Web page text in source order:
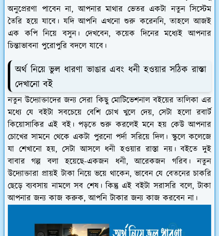
অনুপ্রেরণা পাবেন না, আপনার মাথার ভেতর একটা নতুন সিস্টেম
তৈরি হয়ে যাবে। যদি আপনি এখনো শুরু করেননি, তাহলে আজই
এক কপি নিয়ে বসুন। দেখবেন, কয়েক দিনের মধ্যেই আপনার
চিন্তাভাবনা পুরোপুরি বদলে যাবে।
অর্থ নিয়ে ভুল ধারণা ভাঙার এবং ধনী হওয়ার সঠিক রাস্তা
দেখানো বই
নতুন উদ্যোক্তাদের জন্য সেরা কিছু মোটিভেশনাল বইয়ের তালিকা এর
মধ্যে যে বইটা সবচেয়ে বেশি চোখ খুলে দেয়, সেটা হলো রবার্ট
কিয়োসাকির এই বই। পড়তে শুরু করলেই মনে হয় কেউ আপনার
চোখের সামনে থেকে একটা পুরনো পর্দা সরিয়ে দিল। স্কুলে কলেজে
যা শেখানো হয়, সেটা আসলে ধনী হওয়ার রাস্তা নয়। বইতে দুই
বাবার গল্প বলা হয়েছে-একজন ধনী, আরেকজন গরিব। নতুন
উদ্যোক্তারা প্রায়ই টাকা নিয়ে ভয়ে থাকেন, ভাবেন যে বেতনের চাকরি
ছেড়ে ব্যবসায় নামলে সব শেষ। কিন্তু এই বইটা সরাসরি বলে, টাকা
আপনার জন্য কাজ করুক, আপনি টাকার জন্য কাজ করবেন না।